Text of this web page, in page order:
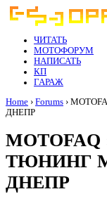
ЧИТАТЬ
МОТОФОРУМ
НАПИСАТЬ
КП
ГАРАЖ
Home › Forums ›
ДНЕПР
ТЮНИНГ
ДНЕПР